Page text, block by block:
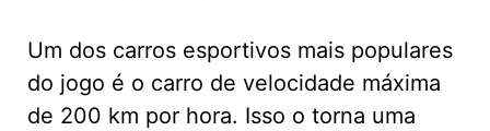
Um dos carros esportivos mais populares
do jogo é o carro de velocidade máxima
de 200 km por hora. Isso o torna uma